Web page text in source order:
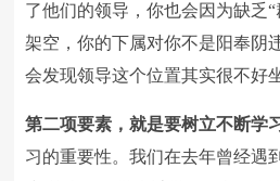
了他们的领导，你也会因为缺乏
架空，你的下属对你不是阳奉阴
会发现领导这个位置其实很不好
第二项要素，就是要树立不断学
习的重要性。我们在去年曾经遇